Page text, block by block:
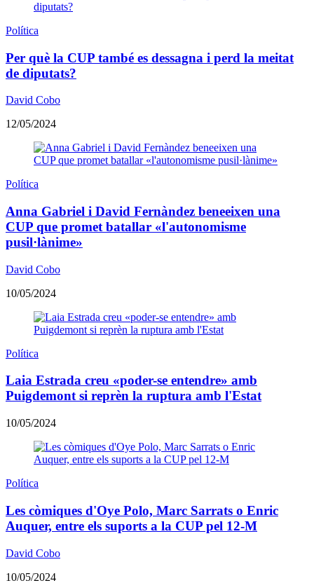
Política
Per què la CUP també es dessagna i perd la meitat
de diputats?
David Cobo
12/05/2024
Política
Anna Gabriel i David Fernàndez beneeixen una
CUP que promet batallar «l'autonomisme
pusil·lànime»
David Cobo
10/05/2024
Política
Laia Estrada creu «poder-se entendre» amb
Puigdemont si reprèn la ruptura amb l'Estat
10/05/2024
Política
Les còmiques d'Oye Polo, Marc Sarrats o Enric
Auquer, entre els suports a la CUP pel 12-M
David Cobo
10/05/2024